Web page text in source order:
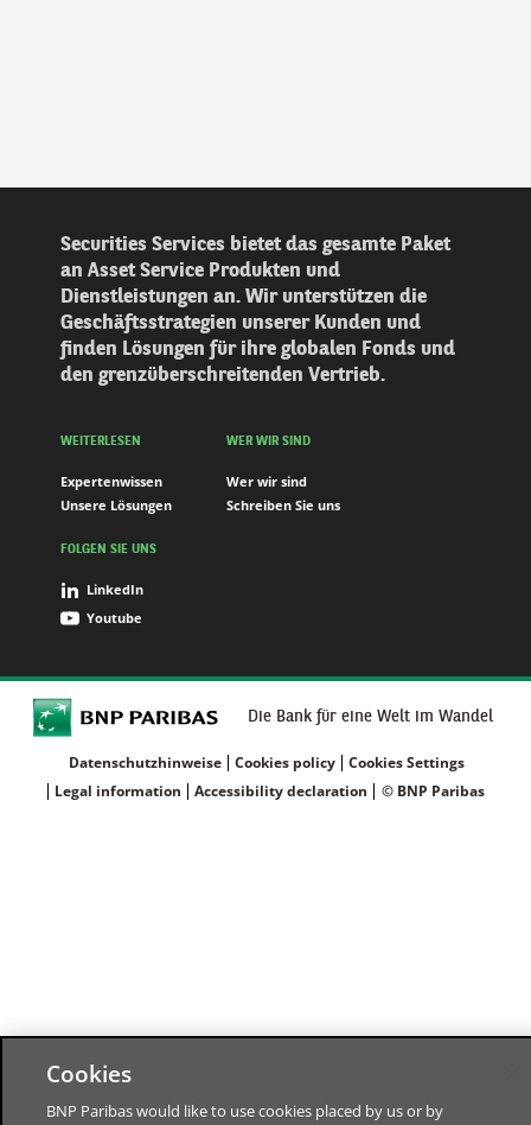
Securities Services bietet das gesamte Paket
an Asset Service Produkten und
Dienstleistungen an. Wir unterstützen die
Geschäftsstrategien unserer Kunden und
finden Lösungen für ihre globalen Fonds und
den grenzüberschreitenden Vertrieb.
WEITERLESEN
Expertenwissen
Unsere Lösungen
WER WIR SIND
Wer wir sind
Schreiben Sie uns
FOLGEN SIE UNS
LinkedIn
Youtube
Die Bank für eine Welt im Wandel
Datenschutzhinweise Cookies policy
Cookies Settings
Legal information
Accessibility declaration © BNP Paribas
Cookies
BNP Paribas would like to use cookies placed by us or by